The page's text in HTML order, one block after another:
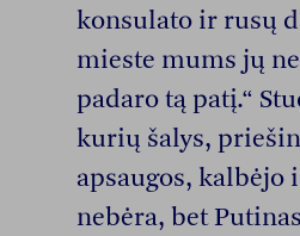
konsulato ir rusų
mieste mums jų
padaro tą patį.“
kurių šalys,
apsaugos, kalbėjo
nebėra, bet